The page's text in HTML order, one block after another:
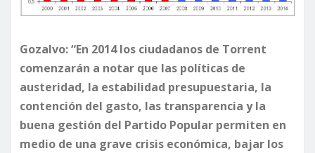
Gozalvo: “En 2014 los ciudadanos de Torrent
comenzarán a notar que las políticas de
austeridad, la estabilidad presupuestaria, la
contención del gasto, las transparencia y la
buena gestión del Partido Popular permiten en
medio de una grave crisis económica, bajar los